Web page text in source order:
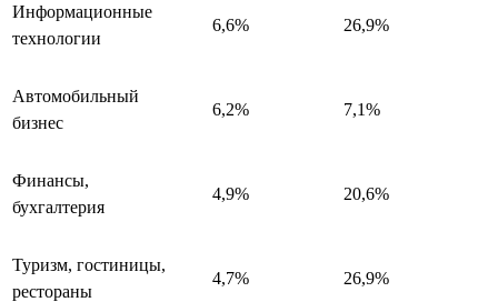
Информационные
технологии
6,6% 26,9%
Автомобильный
бизнес
6,2% 7,1%
Финансы,
бухгалтерия
4,9% 20,6%
Туризм, гостиницы,
рестораны
4,7% 26,9%